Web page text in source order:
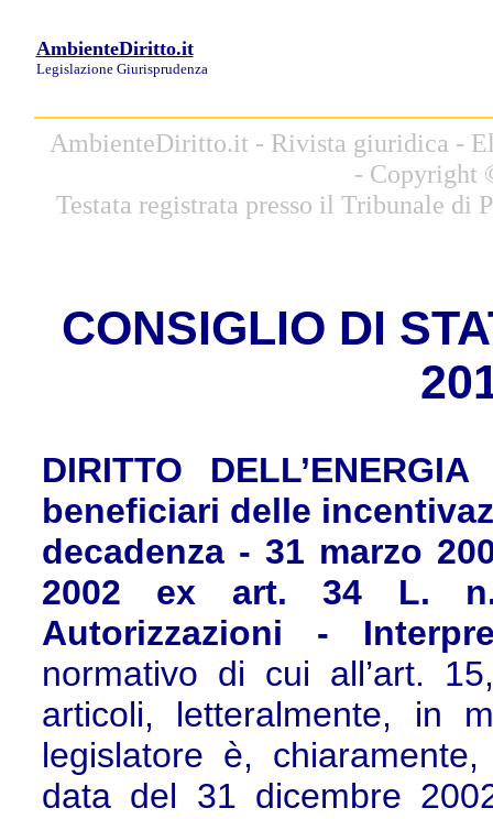
AmbienteDiritto.it
Legislazione Giurisprudenza
AmbienteDiritto.it - Rivista giuridica -
- Copyright
Testata registrata presso il Tribunale di
CONSIGLIO DI
DIRITTO
beneficiari delle
decadenza - 31 marzo
2002 ex art. 34 L. n.
Autorizzazioni -
normativo di cui all’art.
articoli, letteralmente, in
legislatore è,
data del 31 dicembre